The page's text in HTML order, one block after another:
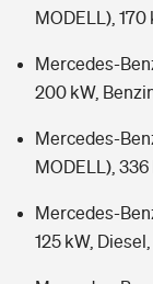
MODELL),
Mercedes-
200 kW,
Mercedes-
MODELL),
Mercedes-
125 kW,